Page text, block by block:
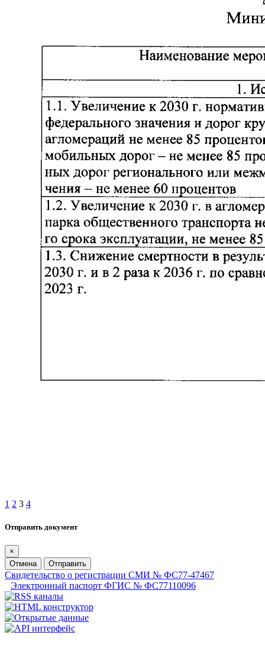
1 2 3 4
Отправить документ
×
Отмена
Отправить
Свидетельство о регистрации СМИ № ФС77-47467
Электронный паспорт ФГИС № ФС77110096